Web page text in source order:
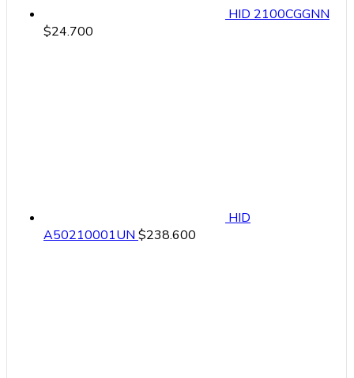
HID 2100CGGNN
$24.700
HID
A50210001UN $238.600